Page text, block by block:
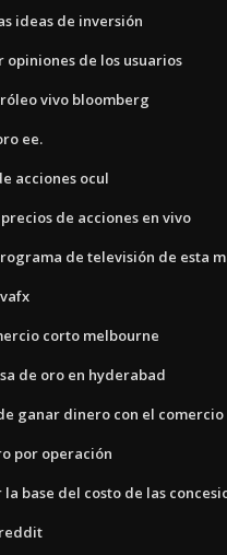
ideas de inversión
de los usuarios
vivo bloomberg
ee.
acciones ocul
de acciones en vivo
de televisión de esta
corto melbourne
de oro en hyderabad
ganar dinero con el comercio
por operación
la base del costo de las